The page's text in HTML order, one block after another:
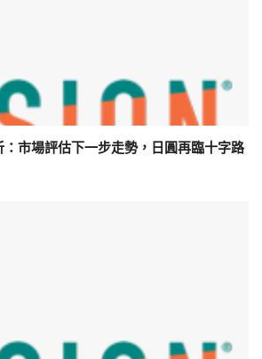
市場評估下一步走勢，日圓再臨十字路